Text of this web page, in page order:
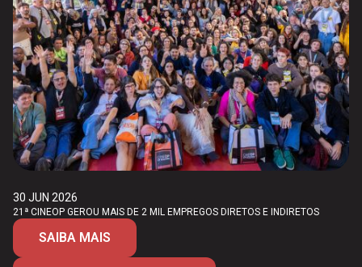
30 JUN 2026
21ª CINEOP GEROU MAIS DE 2 MIL EMPREGOS DIRETOS E INDIRETOS
SAIBA MAIS